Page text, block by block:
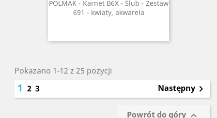
POLMAK - Karnet B6X - Ślub - Zestaw
691 - kwiaty, akwarela
Pokazano 1-12 z 25 pozycji
1 2 3 Następny 
Powrót do góry 